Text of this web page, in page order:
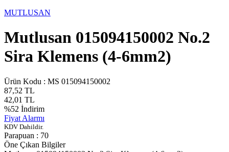
MUTLUSAN
Mutlusan 015094150002 No.2
Sira Klemens (4-6mm2)
Ürün Kodu : MS 015094150002
87,52 TL
42,01 TL
%52 İndirim
Fiyat Alarmı
KDV Dahildir.
Parapuan : 70
Öne Çıkan Bilgiler